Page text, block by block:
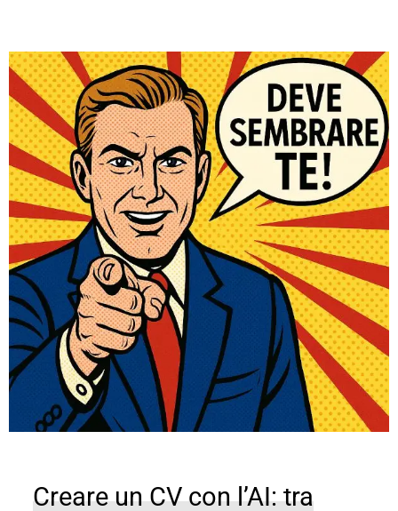
Creare un CV con l’AI: tra